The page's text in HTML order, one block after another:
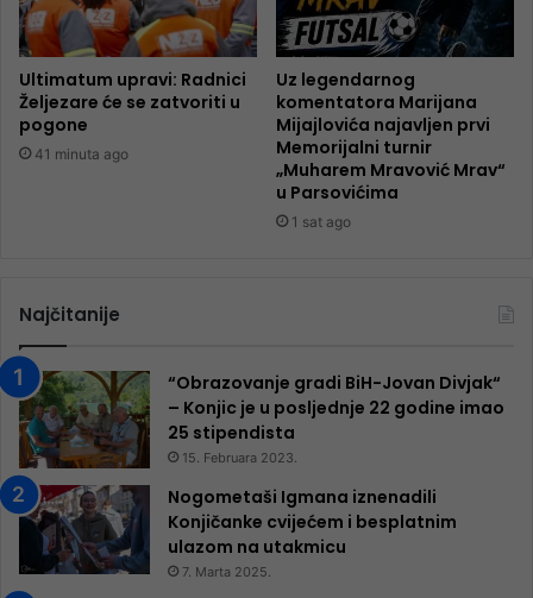
Ultimatum upravi: Radnici
Željezare će se zatvoriti u
pogone
41 minuta ago
Uz legendarnog
komentatora Marijana
Mijajlovića najavljen prvi
Memorijalni turnir
„Muharem Mravović Mrav“
u Parsovićima
1 sat ago
Najčitanije
“Obrazovanje gradi BiH-Jovan Divjak“
– Konjic je u posljednje 22 godine imao
25 ​​stipendista
15. Februara 2023.
Nogometaši Igmana iznenadili
Konjičanke cvijećem i besplatnim
ulazom na utakmicu
7. Marta 2025.